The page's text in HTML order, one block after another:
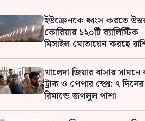
ইউক্রেনকে ধ্বংস করতে
কোরিয়ার ১২০টি ব্যালিস্টিক
মিসাইল মোতায়েন করছে
খালেদা জিয়ার বাসার সামনে
ট্রাক ও পেপার স্প্রে: ৭ দিনের
রিমান্ডে জগলুল পাশা